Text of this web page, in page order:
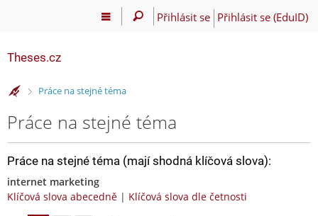
Přihlásit se Přihlásit se (EduID)
Theses.cz
>Práce na stejné téma
Práce na stejné téma
Práce na stejné téma (mají shodná klíčová slova):
internet marketing
Klíčová slova abecedně | Klíčová slova dle četnosti